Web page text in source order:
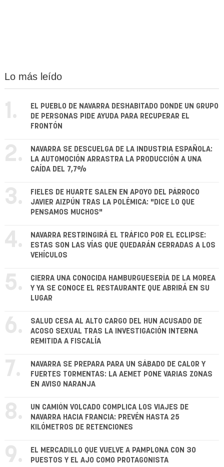
Lo más leído
1.
EL PUEBLO DE NAVARRA DESHABITADO DONDE UN GRUPO
DE PERSONAS PIDE AYUDA PARA RECUPERAR EL
FRONTÓN
2.
NAVARRA SE DESCUELGA DE LA INDUSTRIA ESPAÑOLA:
LA AUTOMOCIÓN ARRASTRA LA PRODUCCIÓN A UNA
CAÍDA DEL 7,7%
3.
FIELES DE HUARTE SALEN EN APOYO DEL PÁRROCO
JAVIER AIZPÚN TRAS LA POLÉMICA: "DICE LO QUE
PENSAMOS MUCHOS"
4.
NAVARRA RESTRINGIRÁ EL TRÁFICO POR EL ECLIPSE:
ESTAS SON LAS VÍAS QUE QUEDARÁN CERRADAS A LOS
VEHÍCULOS
5.
CIERRA UNA CONOCIDA HAMBURGUESERÍA DE LA MOREA
Y YA SE CONOCE EL RESTAURANTE QUE ABRIRÁ EN SU
LUGAR
6.
SALUD CESA AL ALTO CARGO DEL HUN ACUSADO DE
ACOSO SEXUAL TRAS LA INVESTIGACIÓN INTERNA
REMITIDA A FISCALÍA
7.
NAVARRA SE PREPARA PARA UN SÁBADO DE CALOR Y
FUERTES TORMENTAS: LA AEMET PONE VARIAS ZONAS
EN AVISO NARANJA
8.
UN CAMIÓN VOLCADO COMPLICA LOS VIAJES DE
NAVARRA HACIA FRANCIA: PREVÉN HASTA 25
KILÓMETROS DE RETENCIONES
9.
EL MERCADILLO QUE VUELVE A PAMPLONA CON 30
PUESTOS Y EL AJO COMO PROTAGONISTA